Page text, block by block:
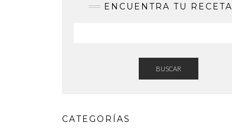
ENCUENTRA TU RECETA
BUSCAR
CATEGORÍAS